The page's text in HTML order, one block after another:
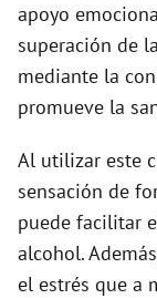
apoyo
superación de
mediante la
promueve la
Al utilizar este
sensación de
puede facilitar
alcohol.
el estrés que a